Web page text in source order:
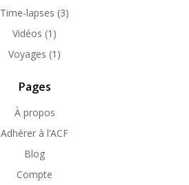
Time-lapses (3)
Vidéos (1)
Voyages (1)
Pages
À propos
Adhérer à l’ACF
Blog
Compte